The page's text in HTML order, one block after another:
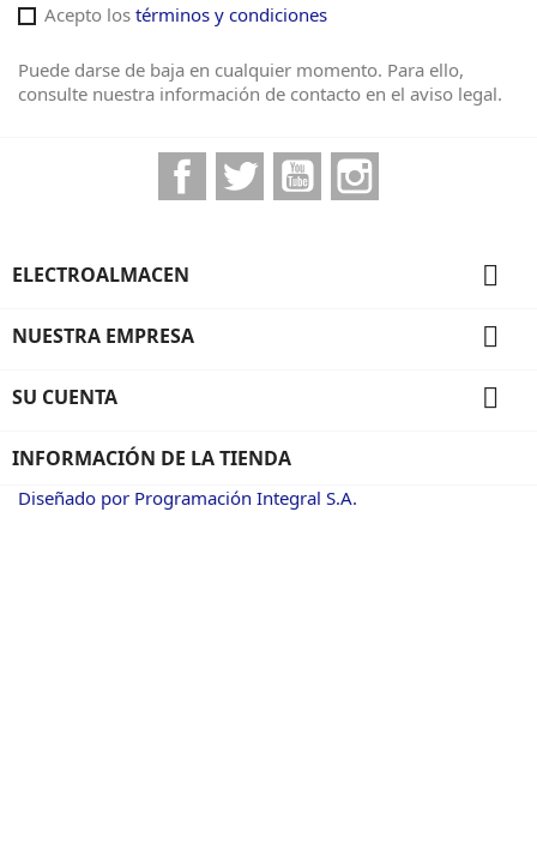
Acepto los términos y condiciones
Puede darse de baja en cualquier momento. Para ello,
consulte nuestra información de contacto en el aviso legal.
FacebookTwitter YouTube
ELECTROALMACEN 
NUESTRA EMPRESA 
SU CUENTA 
INFORMACIÓN DE LA TIENDA
Diseñado por Programación Integral S.A.